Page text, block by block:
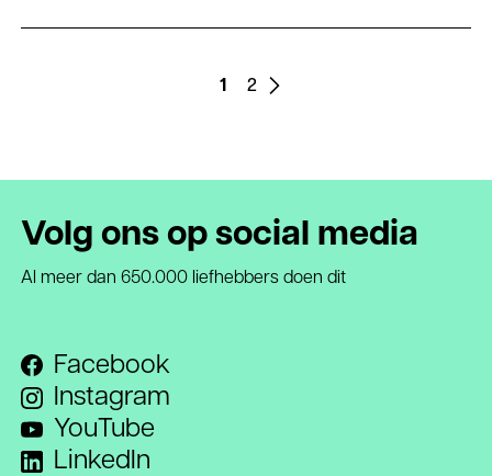
Page
1 Page
2
Vorige
Volg ons op social media
Al meer dan 650.000 liefhebbers doen dit
Facebook
Instagram
YouTube
LinkedIn